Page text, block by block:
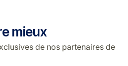
mieux
de nos partenaires de